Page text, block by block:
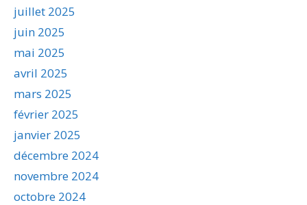
juillet 2025
juin 2025
mai 2025
avril 2025
mars 2025
février 2025
janvier 2025
décembre 2024
novembre 2024
octobre 2024